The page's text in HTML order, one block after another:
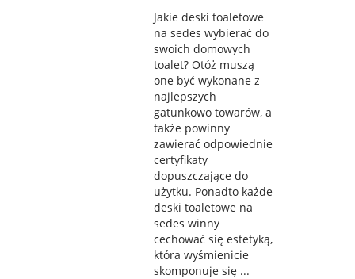
Jakie deski toaletowe
na sedes wybierać do
swoich domowych
toalet? Otóż muszą
one być wykonane z
najlepszych
gatunkowo towarów, a
także powinny
zawierać odpowiednie
certyfikaty
dopuszczające do
użytku. Ponadto każde
deski toaletowe na
sedes winny
cechować się estetyką,
która wyśmienicie
skomponuje się ...